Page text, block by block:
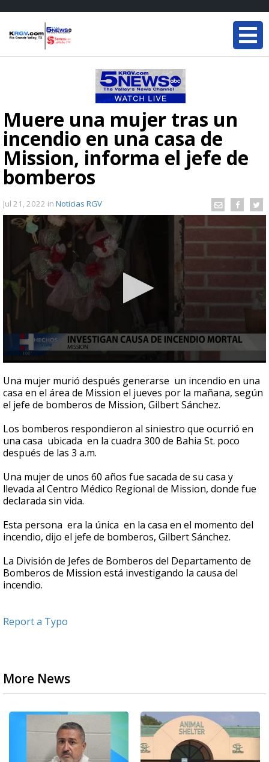
Muere una mujer tras un
incendio en una casa de
Mission, informa el jefe de
bomberos
Jul 21, 2022 in Noticias RGV
seconds
of
2
minutes,
seconds
Una mujer murió después generarse un incendio en una
casa en el área de Mission el jueves por la mañana, según
el jefe de bomberos de Mission, Gilbert Sánchez.
Los bomberos respondieron al siniestro que ocurrió en
una casa ubicada en la cuadra 300 de Bahia St. poco
después de las 3 a.m.
Una mujer de unos 60 años fue sacada de su casa y
llevada al Centro Médico Regional de Mission, donde fue
declarada sin vida.
Esta persona era la única en la casa en el momento del
incendio, dijo el jefe de bomberos, Gilbert Sánchez.
La División de Jefes de Bomberos del Departamento de
Bomberos de Mission está investigando la causa del
incendio.
Report a Typo
More News